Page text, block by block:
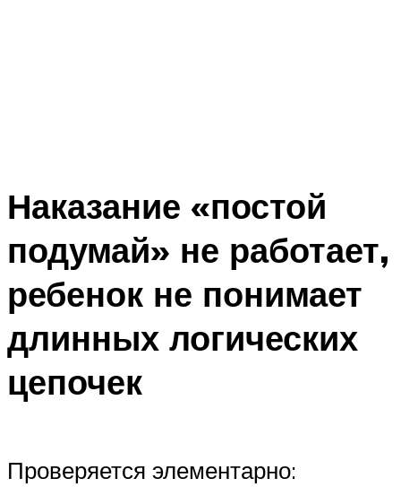
Наказание «постой
подумай» не работает,
ребенок не понимает
длинных логических
цепочек
Проверяется элементарно: